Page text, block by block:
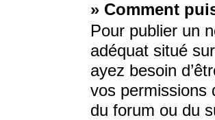
» Comment
Pour publier un
adéquat situé
ayez besoin
vos permissions
du forum ou du